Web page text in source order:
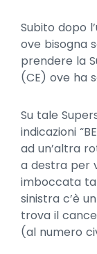
Subito dopo
ove bisogna
prendere la
(CE) ove ha
Su tale
indicazioni
ad un’altra
a destra per
imboccata
sinistra c’è
trova il
(al numero